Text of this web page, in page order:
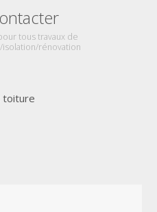
tous travaux de
rénovation
toiture